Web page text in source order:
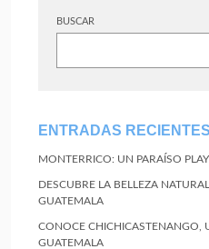
BUSCAR
ENTRADAS RECIENTES
MONTERRICO: UN PARAÍSO
DESCUBRE LA BELLEZA
GUATEMALA
CONOCE CHICHICASTENANGO,
GUATEMALA